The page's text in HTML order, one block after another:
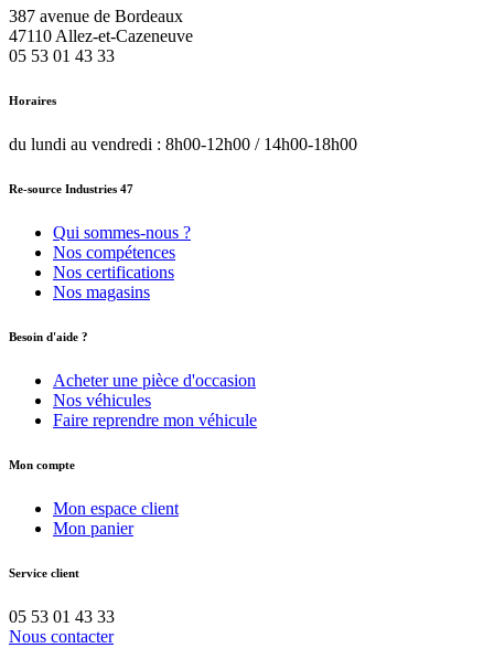
387 avenue de Bordeaux
47110 Allez-et-Cazeneuve
05 53 01 43 33
Horaires
du lundi au vendredi : 8h00-12h00 / 14h00-18h00
Re-source Industries 47
Qui sommes-nous ?
Nos compétences
Nos certifications
Nos magasins
Besoin d'aide ?
Acheter une pièce d'occasion
Nos véhicules
Faire reprendre mon véhicule
Mon compte
Mon espace client
Mon panier
Service client
05 53 01 43 33
Nous contacter